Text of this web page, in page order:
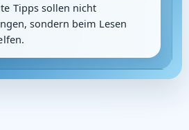
Tipps sollen nicht
sondern beim Lesen